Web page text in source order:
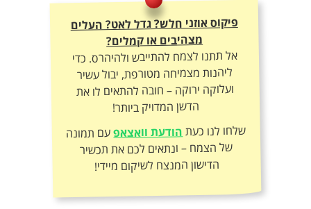
פיקוס אוזני חלש? גדל לאט? העלים
מצהיבים או קמלים?
אל תתנו לצמח להתייבש ולהיהרס. כדי
ליהנות מצמיחה מטורפת, יבול עשיר
ועלוקה ירוקה – חובה להתאים לו את
הדשן המדויק ביותר!
שלחו לנו כעתהודעת וואצאפעם תמונה
של הצמח – ונתאים לכם את תכשיר
הדישון המנצח לשיקום מיידי!